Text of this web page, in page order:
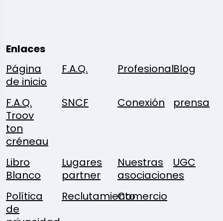
Enlaces
Página
de inicio
F.A.Q. ProfesionalBlog
F.A.Q.
Troov
ton
créneau
SNCF Conexión prensa
Libro
Blanco
Lugares
partner
Nuestras
asociaciones
UGC
Política
de
ReclutamientoComercio